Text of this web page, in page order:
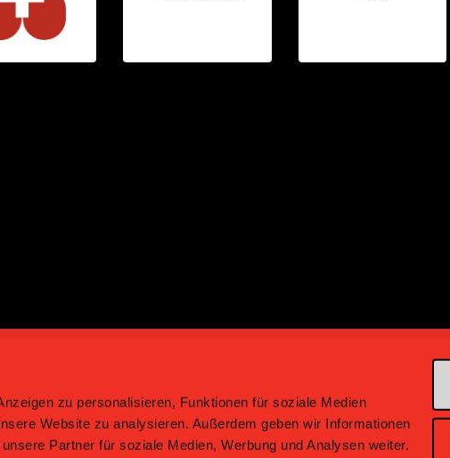
zu personalisieren, Funktionen für soziale Medien
Website zu analysieren. Außerdem geben wir Informationen
Partner für soziale Medien, Werbung und Analysen weiter.